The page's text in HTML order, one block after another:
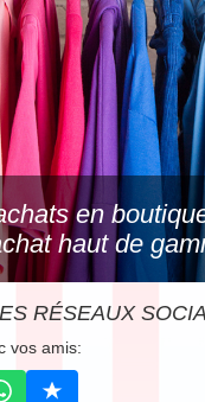
en
haut de
RÉSEAUX
vos amis: